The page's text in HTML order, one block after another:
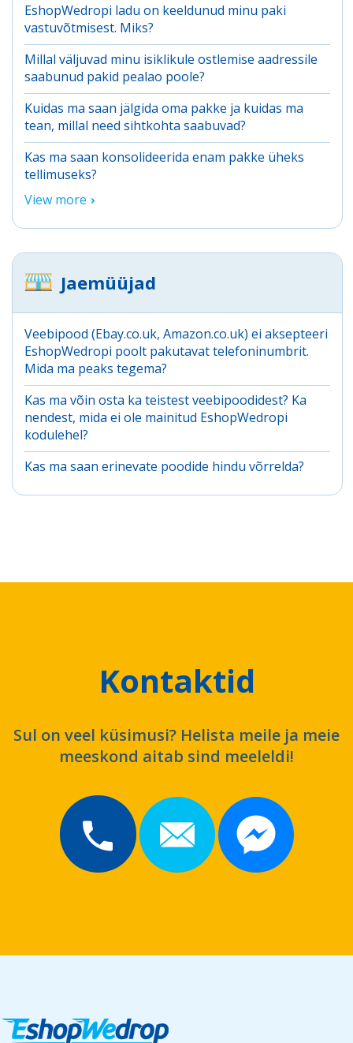
EshopWedropi ladu on keeldunud minu paki
vastuvõtmisest. Miks?
Millal väljuvad minu isiklikule ostlemise aadressile
saabunud pakid pealao poole?
Kuidas ma saan jälgida oma pakke ja kuidas ma
tean, millal need sihtkohta saabuvad?
Kas ma saan konsolideerida enam pakke üheks
tellimuseks?
View more
Jaemüüjad
Veebipood (Ebay.co.uk, Amazon.co.uk) ei aksepteeri
EshopWedropi poolt pakutavat telefoninumbrit.
Mida ma peaks tegema?
Kas ma võin osta ka teistest veebipoodidest? Ka
nendest, mida ei ole mainitud EshopWedropi
kodulehel?
Kas ma saan erinevate poodide hindu võrrelda?
Kontaktid
Sul on veel küsimusi? Helista meile ja meie
meeskond aitab sind meeleldi!